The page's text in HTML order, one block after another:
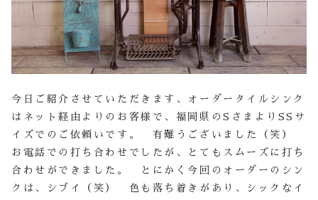
今日ご紹介させていただきます、オーダータイルシンク
はネット経由よりのお客様で、福岡県のSさまよりSSサ
イズでのご依頼いです。 有難うございました（笑）
お電話での打ち合わせでしたが、とてもスムーズに打ち
合わせができました。 とにかく今回のオーダーのシン
クは、シブイ（笑） 色も落ち着きがあり、シックなイ